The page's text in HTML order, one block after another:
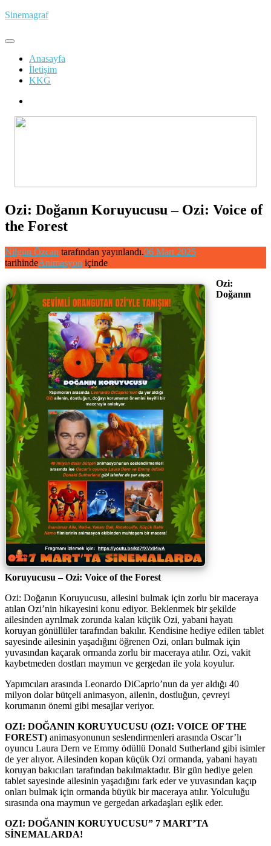
İçeriğe
Sinemagraf
Anasayfa
İletişim
KKG
Ozi: Doğanın Koruyucusu – Ozi: Voice of
the Forest
Nilgün Özcan tarafından yayınlandı.06 Mart 2025
tarihindeAnimasyon içinde
Ozi:
Doğanın
Koruyucusu – Ozi: Voice of the Forest
Ozi: Doğanın Koruyucusu, ailesini bulmak için zorlu bir maceraya
atılan Ozi’nin hikayesini konu ediyor. Beklenmek bir şekilde
ailesinden ayrılmak zorunda kalan küçük Ozi, yabani hayatı
koruyan gönüllüler tarafından bakılır. Kendisine hediye edilen tablet
sayesinde ailesinin yaşadığını öğrenen Ozi, onları bulmak için
yuvasından kaçarak ormanda zorlu bir maceraya atılır. Ozi, vakit
kaybetmeden dostları maymun ve gergedan ile yola koyulur.
Yapımcıları arasında Leonardo DiCaprio’nun da yer aldığı 40
milyon dolar bütçeli animasyon, ailenin, dostluğun, çevreyi
korumanın önemi gibi mesajlar veriyor.
OZI: DOĞANIN KORUYUCUSU (OZI: VOICE OF THE
FOREST) animasyonunun seslendirmenleri arasında Oscar’lı
oyuncu Laura Dern ve Emmy ödüllü Donald Sutherland gibi isimler
de yer alıyor. Ailesinden kopan küçük Ozi ormanda, yabani hayatı
koruyan bakıcıları tarafından bakılmaktadır. Bir gün hediye gelen
tablet sayesinde ailesinin yaşadığını fark eder ve yuvasından kaçıp
onları bulmak için ormanda büyük bir maceraya atılır. Yolculuğu
sırasında ona maymun ve gergedan arkadaşları eşlik eder.
OZI: DOĞANIN KORUYUCUSU” 7 MART’TA
SİNEMALARDA!